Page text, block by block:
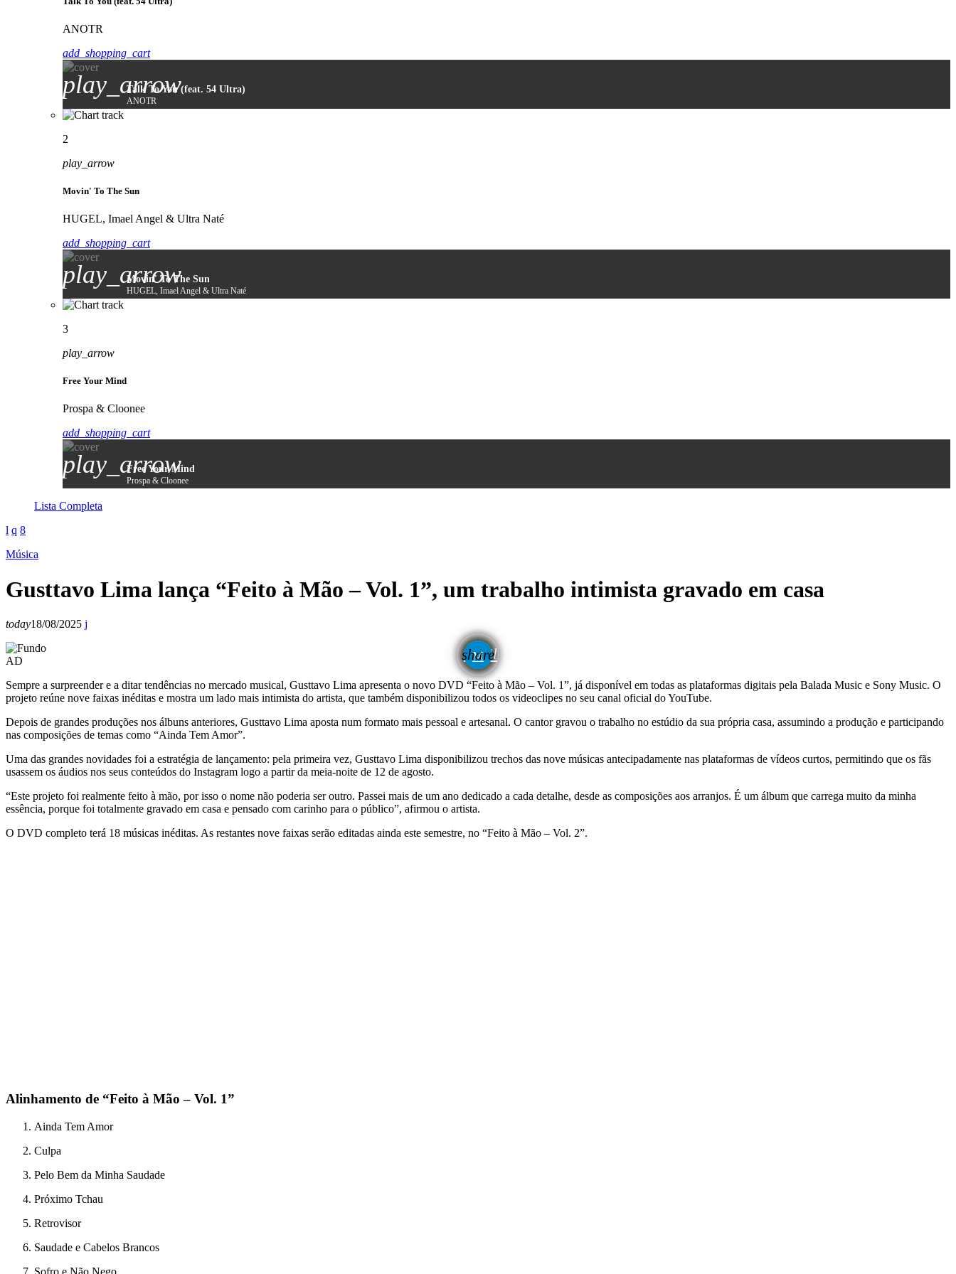
ANOTR
add_shopping_cart
play_arrowTalk To You (feat. 54 Ultra)
ANOTR
2
play_arrow
Movin' To The Sun
HUGEL, Imael Angel & Ultra Naté
add_shopping_cart
play_arrow
Movin' To The Sun
HUGEL, Imael Angel & Ultra Naté
3
play_arrow
Free Your Mind
Prospa & Cloonee
add_shopping_cart
play_arrow
Free Your Mind
Prospa & Cloonee
Lista Completa
Música
Gusttavo Lima lança “Feito à Mão – Vol. 1”, um trabalho intimista gravado em casa
today18/08/2025
share
email
AD
Sempre a surpreender e a ditar tendências no mercado musical, Gusttavo Lima apresenta o novo DVD “Feito à Mão – Vol. 1”, já disponível em todas as plataformas digitais pela Balada Music e Sony Music. O
projeto reúne nove faixas inéditas e mostra um lado mais intimista do artista, que também disponibilizou todos os videoclipes no seu canal oficial do YouTube.
Depois de grandes produções nos álbuns anteriores, Gusttavo Lima aposta num formato mais pessoal e artesanal. O cantor gravou o trabalho no estúdio da sua própria casa, assumindo a produção e participando
nas composições de temas como “Ainda Tem Amor”.
Uma das grandes novidades foi a estratégia de lançamento: pela primeira vez, Gusttavo Lima disponibilizou trechos das nove músicas antecipadamente nas plataformas de vídeos curtos, permitindo que os fãs
usassem os áudios nos seus conteúdos do Instagram logo a partir da meia-noite de 12 de agosto.
“Este projeto foi realmente feito à mão, por isso o nome não poderia ser outro. Passei mais de um ano dedicado a cada detalhe, desde as composições aos arranjos. É um álbum que carrega muito da minha
essência, porque foi totalmente gravado em casa e pensado com carinho para o público”, afirmou o artista.
O DVD completo terá 18 músicas inéditas. As restantes nove faixas serão editadas ainda este semestre, no “Feito à Mão – Vol. 2”.
Alinhamento de “Feito à Mão – Vol. 1”
Ainda Tem Amor
Culpa
Pelo Bem da Minha Saudade
Próximo Tchau
Retrovisor
Saudade e Cabelos Brancos
Sofro e Não Nego